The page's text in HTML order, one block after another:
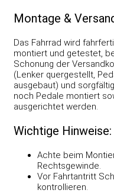
Montage &
Das Fahrrad wird
montiert und getestet,
Schonung der
(Lenker quergestellt,
ausgebaut) und
noch Pedale montiert
ausgerichtet werden.
Wichtige Hinweise:
Achte beim
Rechtsgewinde.
Vor Fahrtantritt
kontrollieren.